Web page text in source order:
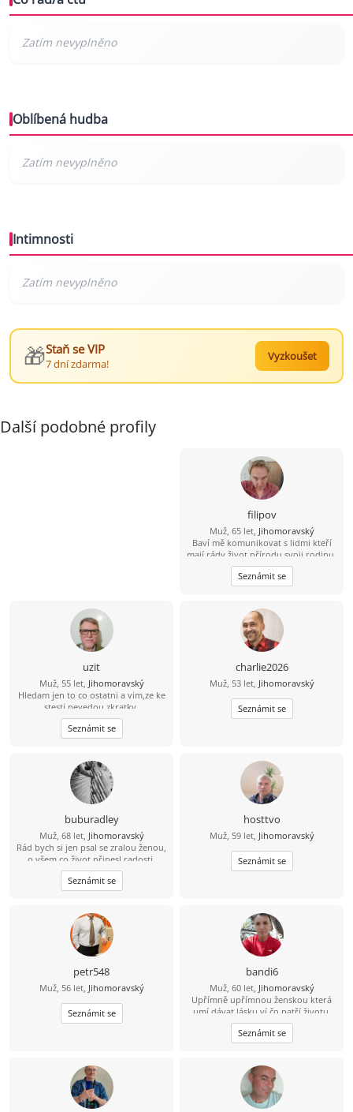
Oblíbená hudba
Intimnosti
🎁Staň se VIP
7 dní zdarma!
Vyzkoušet
Další podobné profily
filipov
Muž, 65 let, Jihomoravský
Baví mě komunikovat s lidmi kteří
mají rády život přírodu svoji rodinu.
Mám rád činnost která potěší
pomůže....
Seznámit se
uzit
Muž, 55 let, Jihomoravský
Hledam jen to co ostatni a vim,ze ke
stesti nevedou zkratky.
Seznámit se
charlie2026
Muž, 53 let, Jihomoravský
Seznámit se
buburadley
Muž, 68 let, Jihomoravský
Rád bych si jen psal se zralou ženou,
o všem co život přinesl radosti,
zklamání - i o sexu a zkušenostech s
partnery, Touhách a tajných
nesplněných přáních - zatím však jen
Seznámit se
hosttvo
Muž, 59 let, Jihomoravský
Seznámit se
petr548
Muž, 56 let, Jihomoravský
Seznámit se
bandi6
Muž, 60 let, Jihomoravský
Upřímně upřímnou ženskou která
umí dávat lásku ví čo patří životu,
důležití spoločné sympatie spoločné
úsměvem života.
Seznámit se